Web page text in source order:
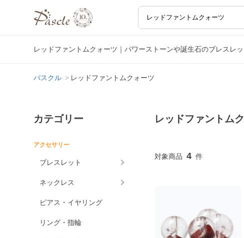
レッドファントムクォーツ｜パワーストーンや誕生石のブレスレ
パスクル レッドファントムクォーツ
カテゴリー
アクセサリー
ブレスレット
ネックレス
ピアス・イヤリング
リング・指輪
レッドファントム
4